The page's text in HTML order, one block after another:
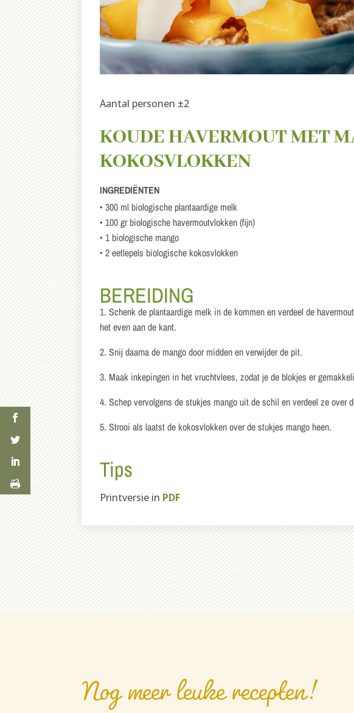
Aantal personen ±2
KOUDE HAVERMOUT MET
KOKOSVLOKKEN
INGREDIËNTEN
• 300 ml biologische plantaardige melk
• 100 gr biologische havermoutvlokken (fijn)
• 1 biologische mango
• 2 eetlepels biologische kokosvlokken
BEREIDING
1. Schenk de plantaardige melk in de kommen en verdeel de
het even aan de kant.
2. Snij daarna de mango door midden en verwijder de pit.
3. Maak inkepingen in het vruchtvlees, zodat je de blokjes er
4. Schep vervolgens de stukjes mango uit de schil en verdeel ze over
5. Strooi als laatst de kokosvlokken over de stukjes mango heen.
Tips
Printversie in PDF
Nog meer leuke recepten!